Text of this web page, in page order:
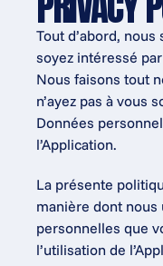
Tout d’abord,
soyez intéressé par
Nous faisons tout
n’ayez pas à vous
Données
l’Application.
La présente
manière dont
personnelles que
l’utilisation de